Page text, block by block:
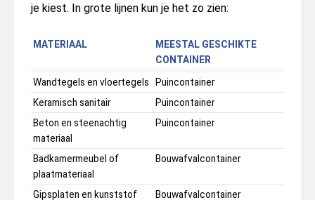
je kiest. In grote lijnen kun je het zo zien:
MATERIAAL
MEESTAL GESCHIKTE
CONTAINER
Wandtegels en vloertegels
Puincontainer
Keramisch sanitair
Puincontainer
Beton en steenachtig
materiaal
Puincontainer
Badkamermeubel of
plaatmateriaal
Bouwafvalcontainer
Gipsplaten en kunststof
Bouwafvalcontainer